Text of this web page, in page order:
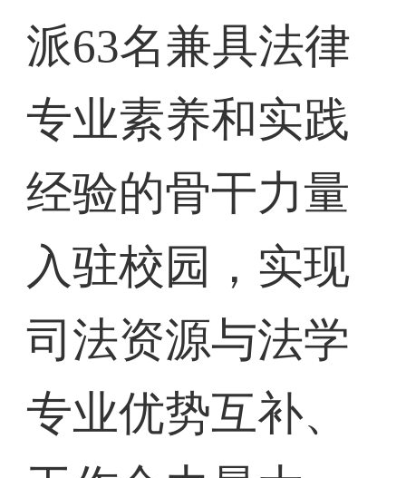
派63名兼具法律
专业素养和实践
经验的骨干力量
入驻校园，实现
司法资源与法学
专业优势互补、